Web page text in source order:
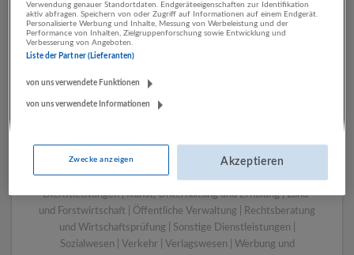
LUGSTEIN CONSULTING
Bau | Beherbergung und Gastronomie | Einzelhandel |
Energieversorgung | Finanz- und Versicherungsleistungen |
Gesundheitswesen | Herstellung von Waren | IT-
Dienstleistungen | Kunst, Unterhaltung und Erholung | Land-
und Forstwirtschaft | Öffentliche Verwaltung | Rechtsberatung
und Wirtschaftsprüfung | Sonstige Dienstleistungen |
Sozialwesen | Verkehr | Verlagswesen | Werbung und
Verwendung genauer Standortdaten. Endgeräteeigenschaften zur Identifikation
aktiv abfragen. Speichern von oder Zugriff auf Informationen auf einem Endgerät.
Personalisierte Werbung und Inhalte, Messung von Werbeleistung und der
Performance von Inhalten, Zielgruppenforschung sowie Entwicklung und
Verbesserung von Angeboten.
Liste der Partner (Lieferanten)
von uns verwendete Funktionen
von uns verwendete Informationen
Zwecke anzeigen Akzeptieren